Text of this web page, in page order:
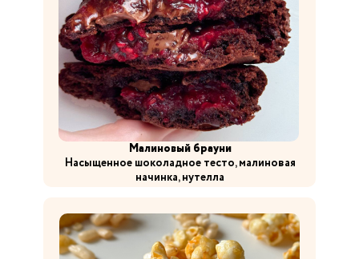
Малиновый брауни
Насыщенное шоколадное тесто, малиновая
начинка, нутелла